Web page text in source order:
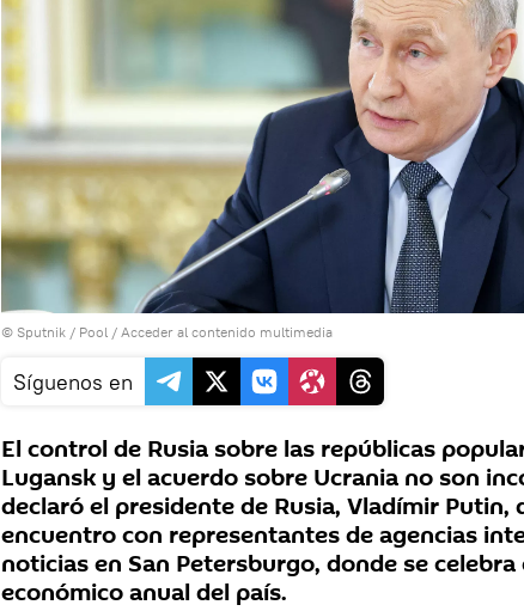
© Sputnik / Pool / Acceder al contenido multimedia
Síguenos en
El control de Rusia sobre las repúblicas
Lugansk y el acuerdo sobre Ucrania no son
declaró el presidente de Rusia, Vladímir Putin,
encuentro con representantes de agencias
noticias en San Petersburgo, donde se
económico anual del país.